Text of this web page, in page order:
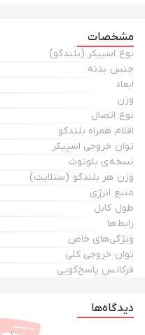
مشخصات
نوع اسپیکر (بلندگو)
جنس بدنه
ابعاد
وزن
نوع اتصال
اقلام همراه بلندگو
توان خروجی اسپیکر
نسخه‌ی بلوتوث
وزن هر بلندگو (ستلایت)
منبع انرژی
طول کابل
رابط‌ها
ویژگی‌های خاص
توان خروجی کلی
فرکانس پاسخ‌گویی
دیدگاه‌ها